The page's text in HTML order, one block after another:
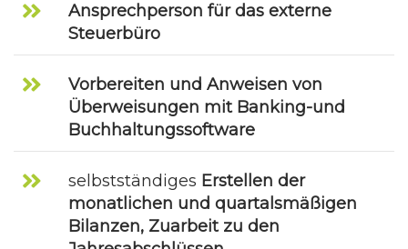
Ansprechperson für das externe
Steuerbüro
Vorbereiten und Anweisen von
Überweisungen mit Banking-und
Buchhaltungssoftware
selbstständiges Erstellen der
monatlichen und quartalsmäßigen
Bilanzen, Zuarbeit zu den